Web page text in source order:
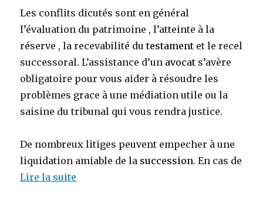
Les conflits dicutés sont en général
l’évaluation du patrimoine , l’atteinte à la
réserve , la recevabilité dutestament et le recel
successoral. L’assistance d’un avocat s’avère
obligatoire pour vous aider à résoudre les
problèmes grace à une médiation utile ou la
saisine du tribunal qui vous rendra justice.
De nombreux litiges peuvent empecher à une
liquidation amiable de la succession. En cas de
Lire la suite